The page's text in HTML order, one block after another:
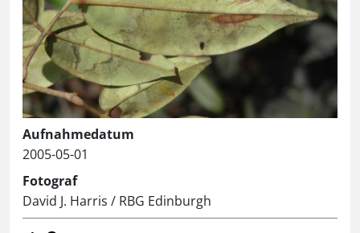
Aufnahmedatum
2005-05-01
Fotograf
David J. Harris / RBG Edinburgh